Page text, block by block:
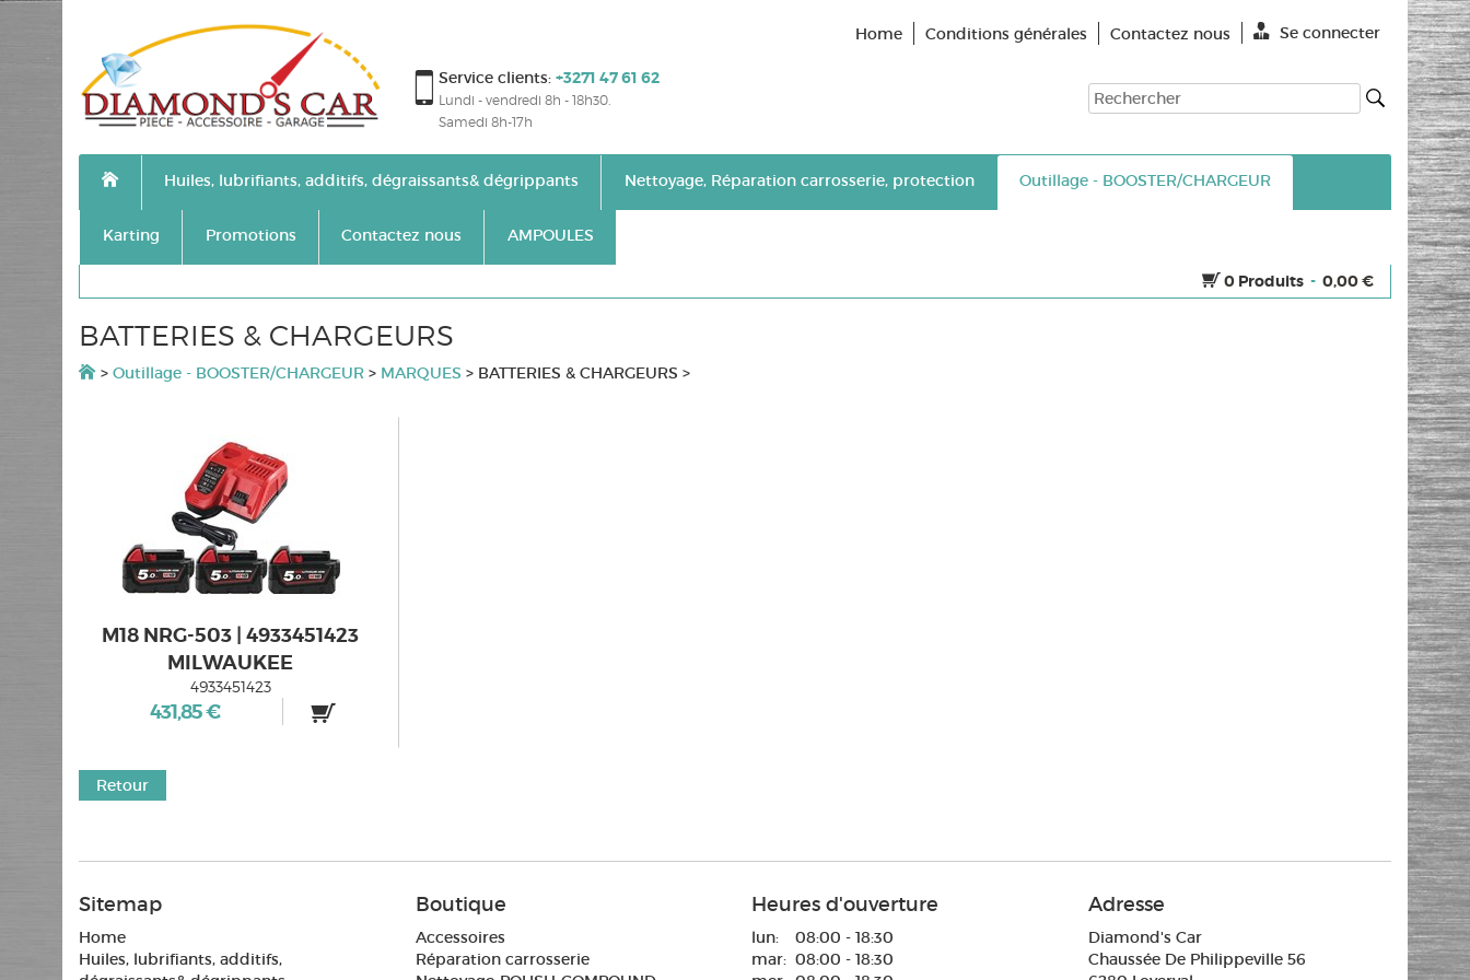
Home Conditions générales Contactez nous Se connecter
Service clients: +3271 47 61 62
Lundi - vendredi 8h - 18h30.
Samedi 8h-17h
Huiles, lubrifiants, additifs, dégraissants& dégrippants Nettoyage, Réparation carrosserie, protection Outillage - BOOSTER/CHARGEUR
Karting Promotions Contactez nous AMPOULES
0 Produits - 0,00 €
BATTERIES & CHARGEURS
> Outillage - BOOSTER/CHARGEUR > MARQUES > BATTERIES & CHARGEURS >
M18 NRG-503 | 4933451423
MILWAUKEE
4933451423
431,85 €
Retour
Sitemap
Home
Huiles, lubrifiants, additifs,
Boutique
Accessoires
Réparation carrosserie
Heures d'ouverture
lun:
08:00 - 18:30
mar: 08:00 - 18:30
Adresse
Diamond's Car
Chaussée De Philippeville 56